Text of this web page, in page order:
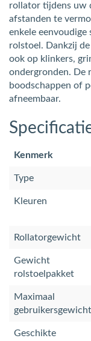
rollator tijdens uw
afstanden te
enkele
rolstoel. Dankzij
ook op klinkers,
ondergronden. De
boodschappen of
afneembaar.
Kenmerk
Type
Kleuren
Rollatorgewicht
Gewicht
rolstoelpakket
Maximaal
gebruikersgewicht
Geschikte